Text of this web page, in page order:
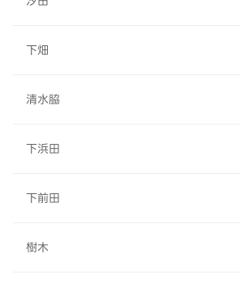
下畑
清水脇
下浜田
下前田
樹木